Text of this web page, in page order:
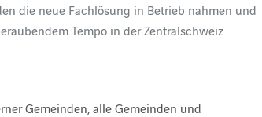
die neue Fachlösung in Betrieb nahmen und
Tempo in der Zentralschweiz
Gemeinden, alle Gemeinden und